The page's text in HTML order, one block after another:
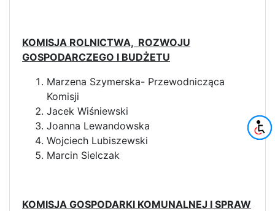
KOMISJA ROLNICTWA, ROZWOJU
GOSPODARCZEGO I BUDŻETU
Marzena Szymerska- Przewodnicząca
Komisji
Jacek Wiśniewski
Joanna Lewandowska
Wojciech Lubiszewski
Marcin Sielczak
KOMISJA GOSPODARKI KOMUNALNEJ I SPRAW